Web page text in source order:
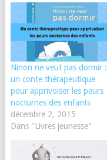
Ninon ne veut pas dormir :
un conte thérapeutique
pour apprivoiser les peurs
nocturnes des enfants
décembre 2, 2015
Dans "Livres jeunesse"